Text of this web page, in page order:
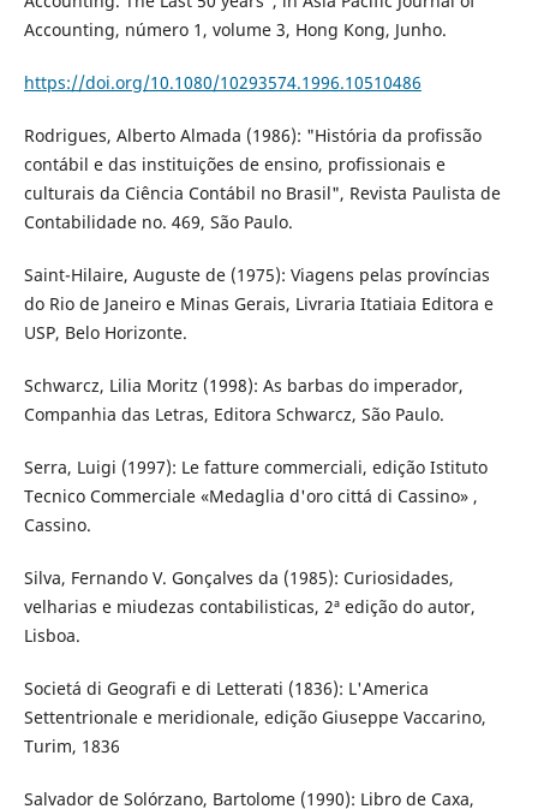
Accounting, número 1, volume 3, Hong Kong, Junho.
https://doi.org/10.1080/10293574.1996.10510486
Rodrigues, Alberto Almada (1986): "História da profissão
contábil e das instituições de ensino, profissionais e
culturais da Ciência Contábil no Brasil", Revista Paulista de
Contabilidade no. 469, São Paulo.
Saint-Hilaire, Auguste de (1975): Viagens pelas províncias
do Rio de Janeiro e Minas Gerais, Livraria Itatiaia Editora e
USP, Belo Horizonte.
Schwarcz, Lilia Moritz (1998): As barbas do imperador,
Companhia das Letras, Editora Schwarcz, São Paulo.
Serra, Luigi (1997): Le fatture commerciali, edição Istituto
Tecnico Commerciale «Medaglia d'oro cittá di Cassino» ,
Cassino.
Silva, Fernando V. Gonçalves da (1985): Curiosidades,
velharias e miudezas contabilisticas, 2ª edição do autor,
Lisboa.
Societá di Geografi e di Letterati (1836): L'America
Settentrionale e meridionale, edição Giuseppe Vaccarino,
Turim, 1836
Salvador de Solórzano, Bartolome (1990): Libro de Caxa,